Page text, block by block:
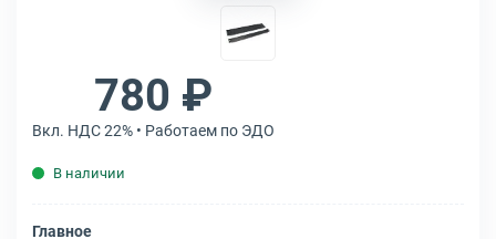
780 ₽
Вкл. НДС 22% • Работаем по ЭДО
В наличии
Главное